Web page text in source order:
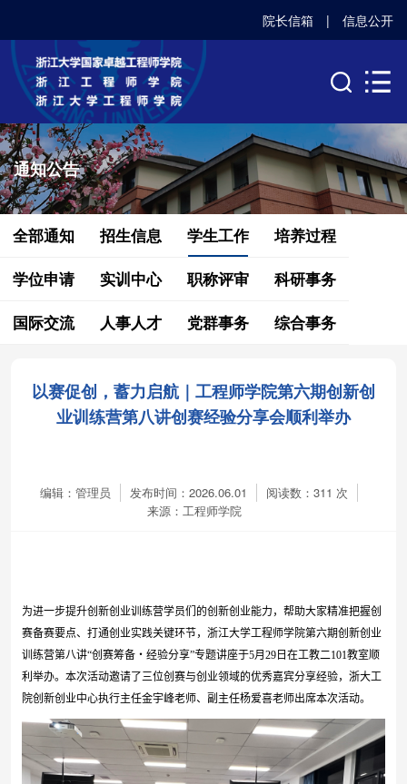
院长信箱 | 信息公开
通知公告
全部通知 招生信息 学生工作
培养过程
学位申请
实训中心 职称评审
科研事务
国际交流
人事人才 党群事务 综合事务
以赛促创，蓄力启航｜工程师学院第六期创新创
业训练营第八讲创赛经验分享会顺利举办
编辑：管理员 发布时间：2026.06.01 阅读数： 311 次
来源：工程师学院
为进一步提升创新创业训练营学员们的创新创业能力，帮助大家精准把握创
赛备赛要点、打通创业实践关键环节，浙江大学工程师学院第六期创新创业
训练营第八讲“创赛筹备・经验分享”专题讲座于5月 29 日在工教二101教室顺
利举办。本次活动邀请了三位创赛与创业领域的优秀嘉宾分享经验，浙大工
院创新创业中心执行主任金宇峰老师、副主任杨爱喜老师出席本次活动。